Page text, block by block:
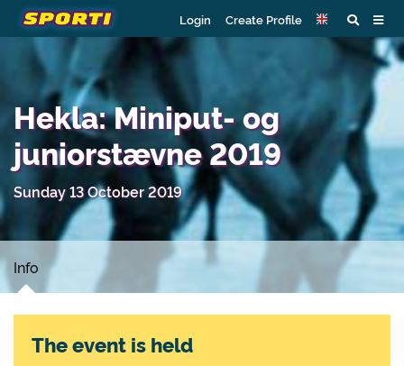
Login Create Profile
Hekla: Miniput- og
juniorstævne 2019
Sunday 13 October 2019
Info
The event is held